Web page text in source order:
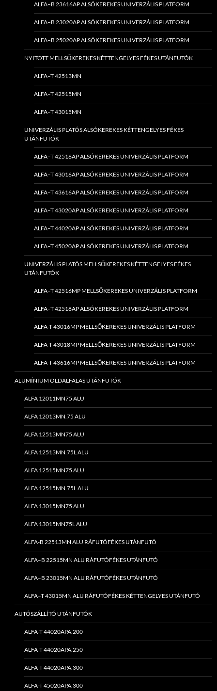
ALFA–B 23616AP ALSÓKEREKES UNIVERZÁLIS PLATFORM
ALFA–B 23020AP ALSÓKEREKES UNIVERZÁLIS PLATFORM
ALFA–B 25020AP ALSÓKEREKES UNIVERZÁLIS PLATFORM
NYITOTT MELLSŐKEREKES KÉTTENGELYES FÉKES UTÁNFUTÓK
ALFA–T 42513MN
ALFA–T 42515MN
ALFA–T 43015MN
UNIVERZÁLIS PLATÓS ALSÓKEREKES KÉTTENGELYES FÉKES
UTÁNFUTÓK
ALFA–T 42516AP ALSÓKEREKES UNIVERZÁLIS PLATFORM
ALFA–T 43016AP ALSÓKEREKES UNIVERZÁLIS PLATFORM
ALFA–T 43616AP ALSÓKEREKES UNIVERZÁLIS PLATFORM
ALFA–T 43020AP ALSÓKEREKES UNIVERZÁLIS PLATFORM
ALFA–T 44020AP ALSÓKEREKES UNIVERZÁLIS PLATFORM
ALFA–T 45020AP ALSÓKEREKES UNIVERZÁLIS PLATFORM
UNIVERZÁLIS PLATÓS MELLSŐKEREKES KÉTTENGELYES FÉKES
UTÁNFUTÓK
ALFA–T 42516MP MELLSŐKEREKES UNIVERZÁLIS PLATFORM
ALFA–T 42518AP ALSÓKEREKES UNIVERZÁLIS PLATFORM
ALFA-T 43016MP MELLSŐKEREKES UNIVERZÁLIS PLATFORM
ALFA-T 43018MP MELLSŐKEREKES UNIVERZÁLIS PLATFORM
ALFA-T 43616MP MELLSŐKEREKES UNIVERZÁLIS PLATFORM
ALUMÍNIUM OLDALFALAS UTÁNFUTÓK
ALFA 12011MN75 ALU
ALFA 12013MN.75 ALU
ALFA 12513MN75 ALU
ALFA 12513MN.75L ALU
ALFA 12515MN75 ALU
ALFA 12515MN.75L ALU
ALFA 13015MN75 ALU
ALFA 13015MN75L ALU
ALFA-B 22513MN ALU RÁFUTÓFÉKES UTÁNFUTÓ
ALFA–B 22515MN ALU RÁFUTÓFÉKES UTÁNFUTÓ
ALFA–B 23015MN ALU RÁFUTÓFÉKES UTÁNFUTÓ
ALFA–T 43015MN ALU RÁFUTÓFÉKES KÉTTENGELYES UTÁNFUTÓ
AUTÓSZÁLLÍTÓ UTÁNFUTÓK
ALFA-T 44020APA.200
ALFA-T 44020APA.250
ALFA-T 44020APA.300
ALFA-T 45020APA.300